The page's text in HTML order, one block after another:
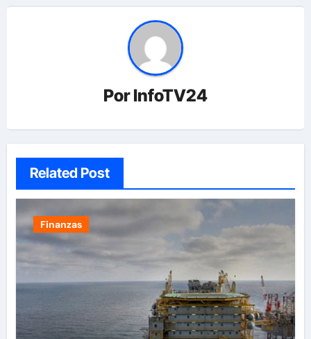
PorInfoTV24
Related Post
Finanzas